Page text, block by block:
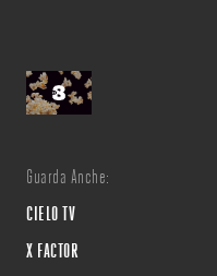
Guarda Anche:
CIELO TV
X FACTOR